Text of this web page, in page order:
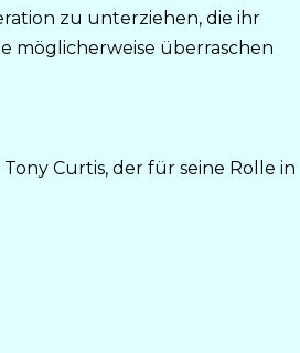
zu unterziehen, die ihr
möglicherweise überraschen
Curtis, der für seine Rolle in